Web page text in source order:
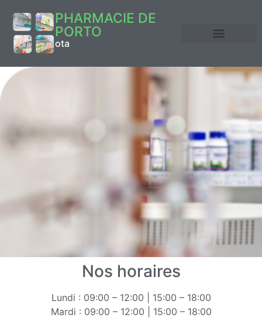
PHARMACIE DE
PORTO
ota
Nos horaires
Lundi : 09:00 – 12:00 | 15:00 – 18:00
Mardi : 09:00 – 12:00 | 15:00 – 18:00